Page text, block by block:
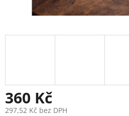
360 Kč
297,52 Kč bez DPH